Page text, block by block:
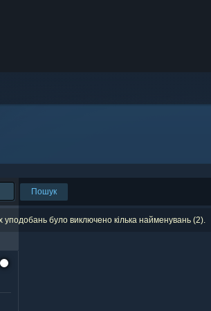
Пошук
уподобань було виключено кілька найменувань (2).